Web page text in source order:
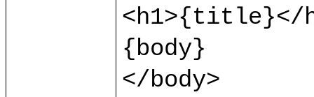
<h1>{title}</
{body}
</body>